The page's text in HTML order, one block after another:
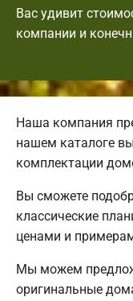
Вас удивит
компании и
Наша компания
нашем каталоге
комплектации
Вы сможете
классические
ценами и
Мы можем
оригинальные